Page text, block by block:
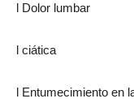
l Dolor lumbar
l ciática
l Entumecimiento en